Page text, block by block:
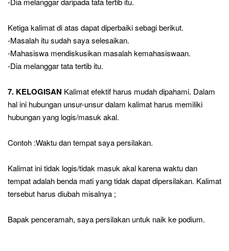
Ketiga kalimat di atas dapat diperbaiki sebagi berikut.
-Masalah itu sudah saya selesaikan.
-Mahasiswa mendiskusikan masalah kemahasiswaan.
-Dia melanggar tata tertib itu.
7. KELOGISAN Kalimat efektif harus mudah dipahami. Dalam
hal ini hubungan unsur-unsur dalam kalimat harus memiliki
hubungan yang logis/masuk akal.
Contoh :Waktu dan tempat saya persilakan.
Kalimat ini tidak logis/tidak masuk akal karena waktu dan
tempat adalah benda mati yang tidak dapat dipersilakan. Kalimat
tersebut harus diubah misalnya ;
Bapak penceramah, saya persilakan untuk naik ke podium.